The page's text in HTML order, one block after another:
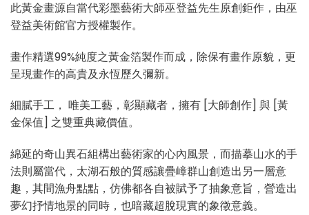
此黃金畫源自當代彩墨藝術大師巫登益先生原創鉅作，由巫
登益美術館官方授權製作。
畫作精選99%純度之黃金箔製作而成，除保有畫作原貌，更
呈現畫作的高貴及永恆歷久彌新。
細膩手工， 唯美工藝，彰顯藏者，擁有 [大師創作] 與 [黃
金保值] 之雙重典藏價值。
綿延的奇山異石組構出藝術家的心內風景，而描摹山水的手
法則屬當代，太湖石般的質感讓疊嶂群山創造出另一層意
趣，其間漁舟點點，仿佛都各自被賦予了抽象意旨，營造出
夢幻抒情地景的同時，也暗藏超脫現實的象徵意義。